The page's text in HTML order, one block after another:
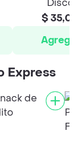
Disco
$ 35,00
Agregar
Express